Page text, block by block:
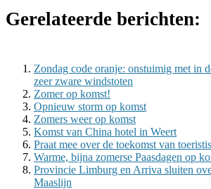
Gerelateerde berichten:
Zondag code oranje: onstuimig met in
zeer zware windstoten
Zomer op komst!
Opnieuw storm op komst
Zomers weer op komst
Komst van China hotel in Weert
Praat mee over de toe­komst van
Warme, bijna zomerse Paasdagen op
Pro­vin­cie Lim­burg en Ar­ri­va slui­ten
Maas­lijn